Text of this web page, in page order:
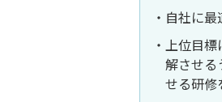
自社に最
上位目標
解させる
せる研修